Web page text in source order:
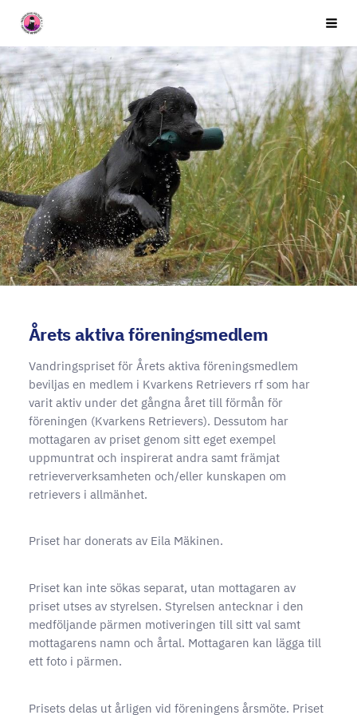
Siirry
sivun
sisältöön
Seuran nimi
Årets aktiva föreningsmedlem
Vandringspriset för Årets aktiva föreningsmedlem
beviljas en medlem i Kvarkens Retrievers rf som har
varit aktiv under det gångna året till förmån för
föreningen (Kvarkens Retrievers). Dessutom har
mottagaren av priset genom sitt eget exempel
uppmuntrat och inspirerat andra samt främjat
retrieververksamheten och/eller kunskapen om
retrievers i allmänhet.
Priset har donerats av Eila Mäkinen.
Priset kan inte sökas separat, utan mottagaren av
priset utses av styrelsen. Styrelsen antecknar i den
medföljande pärmen motiveringen till sitt val samt
mottagarens namn och årtal. Mottagaren kan lägga till
ett foto i pärmen.
Prisets delas ut årligen vid föreningens årsmöte. Priset